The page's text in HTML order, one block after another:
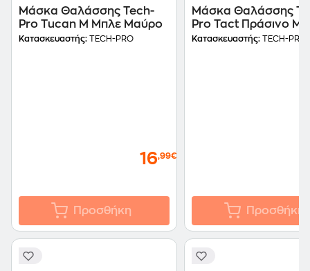
Μάσκα Θαλάσσης Tech-
Pro Tucan M Μπλε Μαύρο
Κατασκευαστής: TECH-PRO
16,99€
Προσθήκη
Μάσκα Θαλάσσης
Pro Tact Πράσινο
Κατασκευαστής: TECH-PRO
Προσθήκη